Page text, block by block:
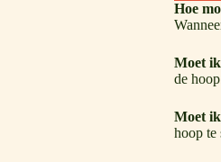
Hoe
Moet
de
Moet
hoop te